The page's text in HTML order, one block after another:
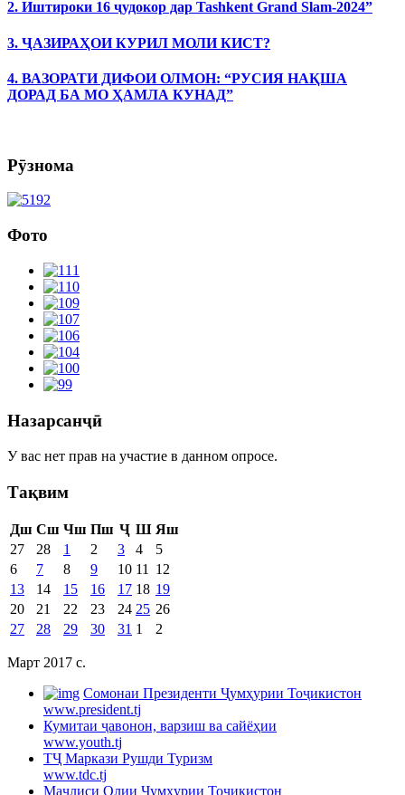
2. Иштироки 16 ҷудокор дар Tashkent Grand Slam-2024”
3. ҶАЗИРАҲОИ КУРИЛ МОЛИ КИСТ?
4. ВАЗОРАТИ ДИФОИ ОЛМОН: “РУСИЯ НАҚША
ДОРАД БА МО ҲАМЛА КУНАД”
Рӯзнома
Фото
Назарсанҷӣ
У вас нет прав на участие в данном опросе.
Тақвим
Дш Сш Чш Пш Ҷ Ш Яш
27
28 1 2 3 4
5
6
7 8 9 10 11
12
13
14 15 16 17 18 19
20
21 22 23 24 25 26
27
28 29 30 31 1 2
Март 2017 c.
Cомонаи Президенти Ҷумҳурии Тоҷикистон
www.president.tj
Кумитаи ҷавонон, варзиш ва сайёҳии
www.youth.tj
ТҶ Маркази Рушди Туризм
www.tdc.tj
Маҷлиси Олии Ҷумҳурии Тоҷикистон